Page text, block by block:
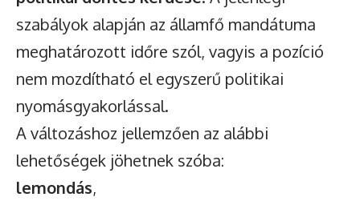
szabályok alapján az államfő mandátuma
meghatározott időre szól, vagyis a pozíció
nem mozdítható el egyszerű politikai
nyomásgyakorlással.
A változáshoz jellemzően az alábbi
lehetőségek jöhetnek szóba:
lemondás,